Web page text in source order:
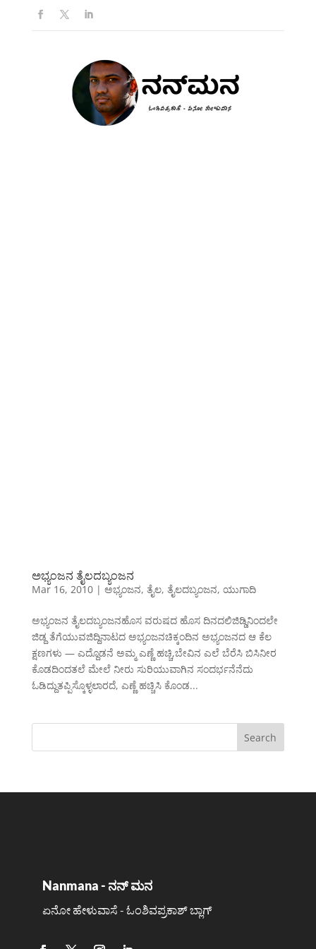
ಅಭ್ಯಂಜನ ತೈಲದಬ್ಯಂಜನ
Mar 16, 2010| ಅಭ್ಯಂಜನ, ತೈಲ, ತೈಲದಬ್ಯಂಜನ, ಯುಗಾದಿ
ಅಭ್ಯಂಜನ ತೈಲದಬ್ಯಂಜನಹೊಸ ವರುಷದ ಹೊಸ ದಿನದಲಿಜಿಡ್ಡಿನಿಂದಲೇ
ಜಿಡ್ದ ತೆಗೆಯುವಜಿದ್ದಿನಾಟದ ಅಭ್ಯಂಜನಚಿಕ್ಕಂದಿನ ಅಭ್ಯಂಜನದ ಆ ಕೆಲ
ಕ್ಷಣಗಳು — ಎದ್ದೊಡನೆ ಅಮ್ಮ ಎಣ್ಣೆ ಹಚ್ಚಿ,ಬೇವಿನ ಎಲೆ ಬೆರೆಸಿ ಬಿಸಿನೀರ
ಕೊಡದಿಂದತಲೆ ಮೇಲೆ ನೀರು ಸುರಿಯುವಾಗಿನ ಸಂದರ್ಭನೆನೆದು
ಓಡಿದ್ದುತಪ್ಪಿಸ್ಕೊಳ್ಳಲಾರದೆ, ಎಣ್ಣೆ ಹಚ್ಚಿಸಿ ಕೊಂಡ...
Nanmana - ನನ್ ಮನ
ಏನೋ ಹೇಳುವಾಸೆ - ಓಂಶಿವಪ್ರಕಾಶ್ ಬ್ಲಾಗ್